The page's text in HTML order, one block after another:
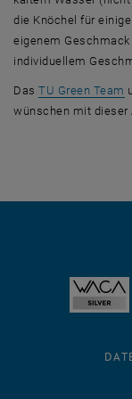
die Knöchel für
eigenem
individuellem
DasTU Green Team
wünschen mit dieser